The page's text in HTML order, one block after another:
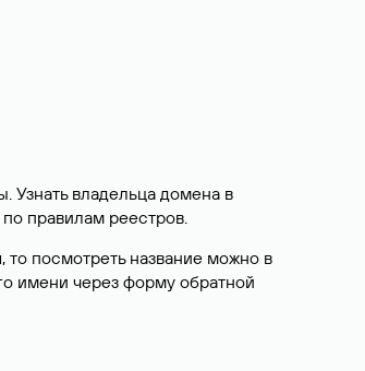
Узнать владельца домена в
правилам реестров.
то посмотреть название можно в
имени через форму обратной